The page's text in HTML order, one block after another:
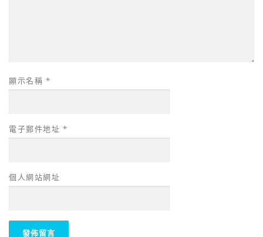
顯示名稱 *
電子郵件地址 *
個人網站網址